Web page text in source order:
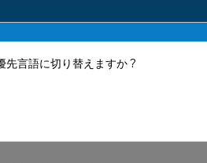
訳されています。
先言語に切り替えますか ?